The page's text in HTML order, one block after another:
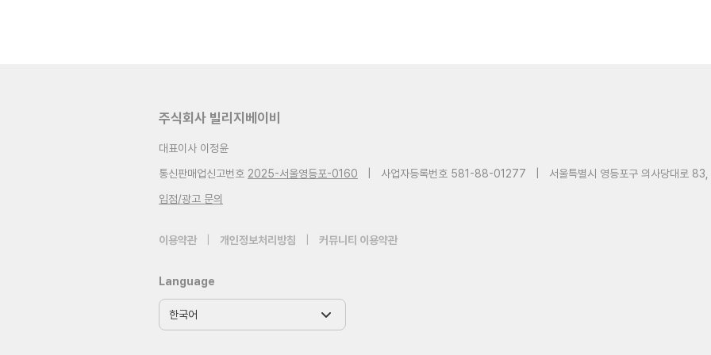
주식회사 빌리지베이비
대표이사 이정윤
통신판매업신고번호 2025-서울영등포-0160 사업자등록번호 581-88-01277
서울특별시 영등포구 의사당대로
입점/광고 문의
이용약관 개인정보처리방침 커뮤니티 이용약관
Language